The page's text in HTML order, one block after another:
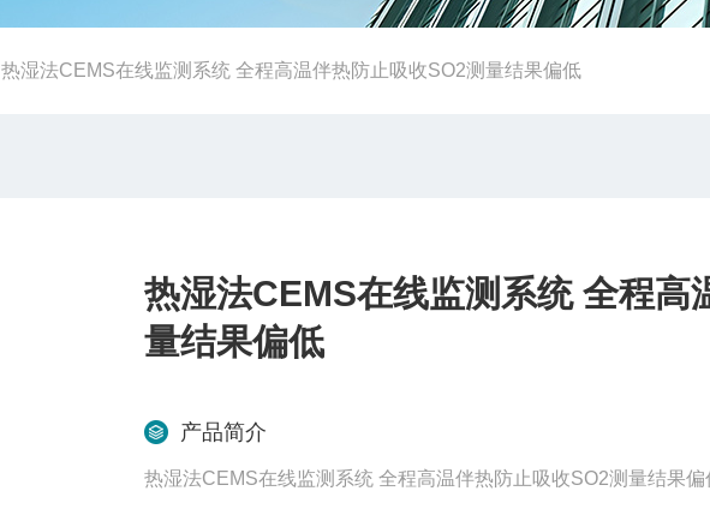
热湿法CEMS在线监测系统 全程高温伴热防止吸收SO2测量结果偏低
热湿法CEMS在线监测系统 全程高
量结果偏低
产品简介
热湿法CEMS在线监测系统 全程高温伴热防止吸收SO2测量结果偏